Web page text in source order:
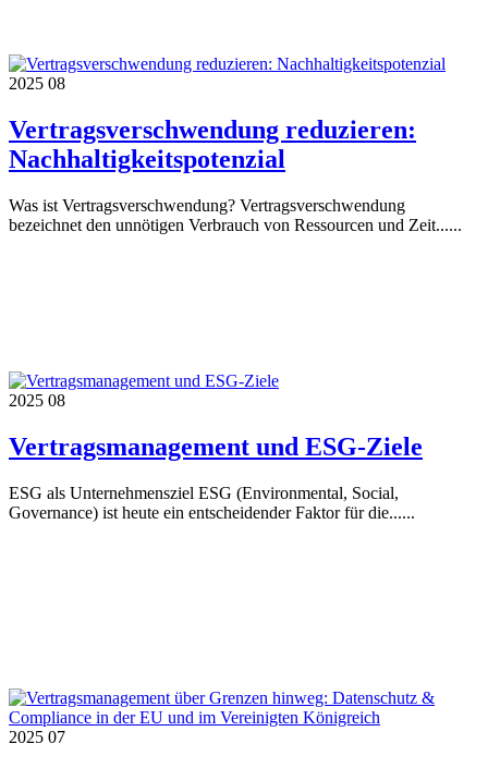
2025 08
Vertragsverschwendung reduzieren:
Nachhaltigkeitspotenzial
Was ist Vertragsverschwendung? Vertragsverschwendung
bezeichnet den unnötigen Verbrauch von Ressourcen und Zeit......
2025 08
Vertragsmanagement und ESG-Ziele
ESG als Unternehmensziel ESG (Environmental, Social,
Governance) ist heute ein entscheidender Faktor für die......
2025 07